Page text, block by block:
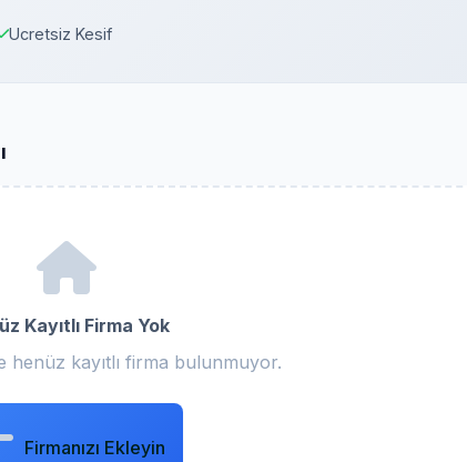
Ucretsiz Kesif
Kayıtlı Firma Yok
henüz kayıtlı firma bulunmuyor.
Firmanızı Ekleyin